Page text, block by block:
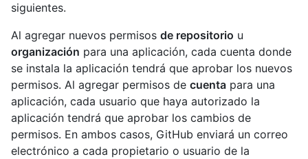
siguientes.
Al agregar nuevos permisos de repositorio u
organización para una aplicación, cada cuenta donde
se instala la aplicación tendrá que aprobar los nuevos
permisos. Al agregar permisos de cuenta para una
aplicación, cada usuario que haya autorizado la
aplicación tendrá que aprobar los cambios de
permisos. En ambos casos, GitHub enviará un correo
electrónico a cada propietario o usuario de la